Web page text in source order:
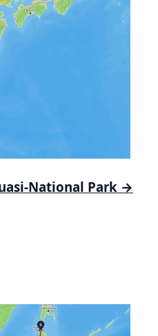
National Park →